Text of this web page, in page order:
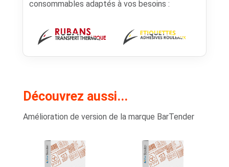
consommables adaptés à vos besoins :
Découvrez aussi...
Amélioration de version de la marque BarTender